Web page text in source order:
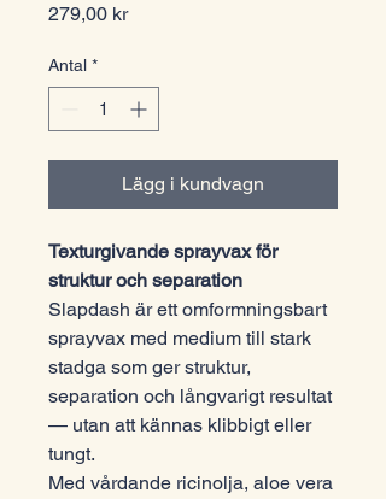
279,00 krPris
Antal *
Lägg i kundvagn
Texturgivande sprayvax för
struktur och separation
Slapdash är ett omformningsbart
sprayvax med medium till stark
stadga som ger struktur,
separation och långvarigt resultat
— utan att kännas klibbigt eller
tungt.
Med vårdande ricinolja, aloe vera